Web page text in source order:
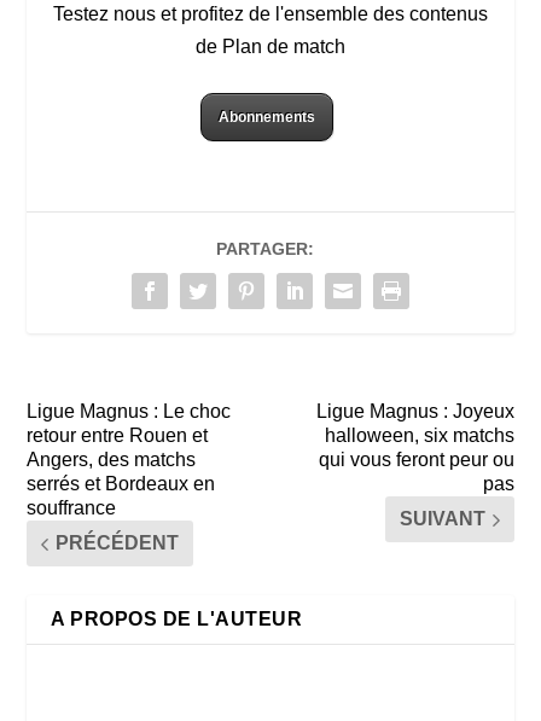
Testez nous et profitez de l'ensemble des contenus
de Plan de match
Abonnements
PARTAGER:
Ligue Magnus : Le choc
retour entre Rouen et
Angers, des matchs
serrés et Bordeaux en
souffrance
PRÉCÉDENT
Ligue Magnus : Joyeux
halloween, six matchs
qui vous feront peur ou
pas
SUIVANT
A PROPOS DE L'AUTEUR